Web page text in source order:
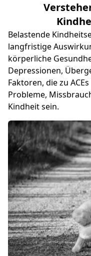
Belastende
langfristige
körperliche
Depressionen,
Faktoren, die zu
Probleme,
Kindheit sein.